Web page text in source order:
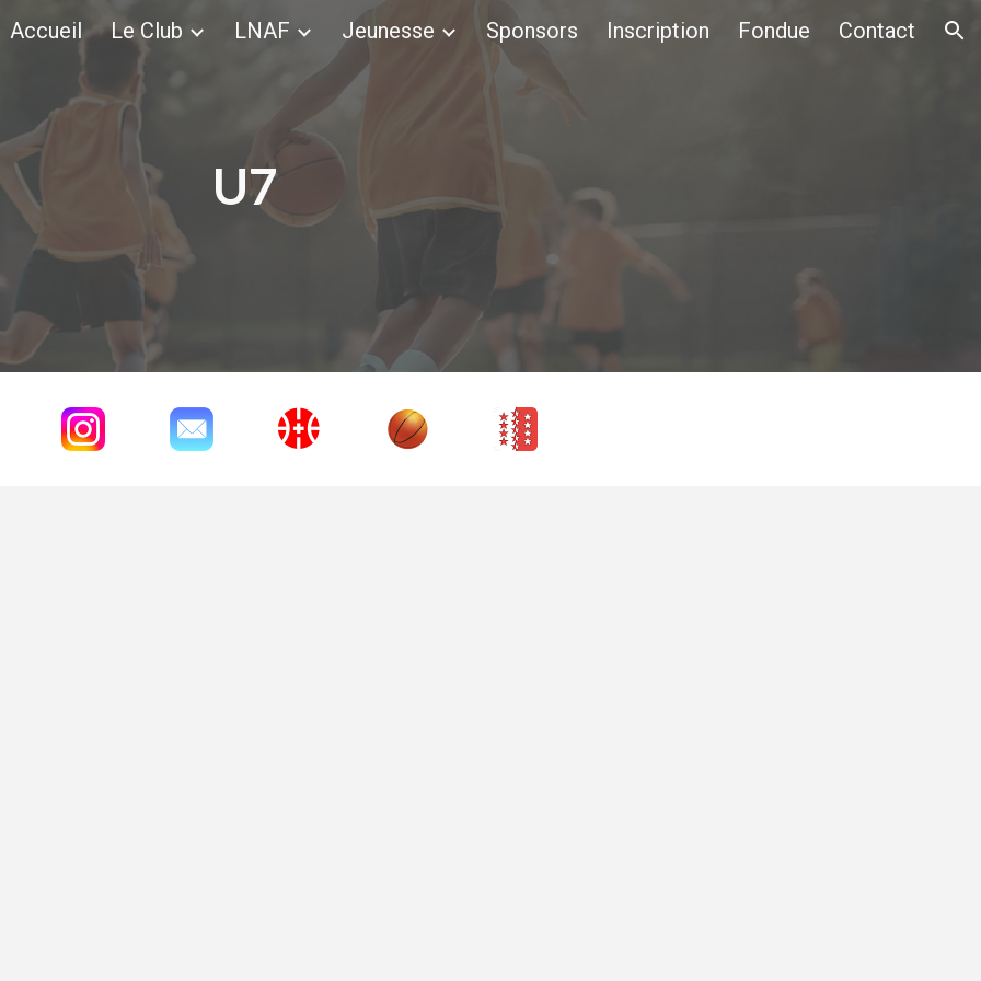
to main content Skip to navigation
Accueil Le Club LNAF Jeunesse Sponsors Inscription Fondue Contact
U7